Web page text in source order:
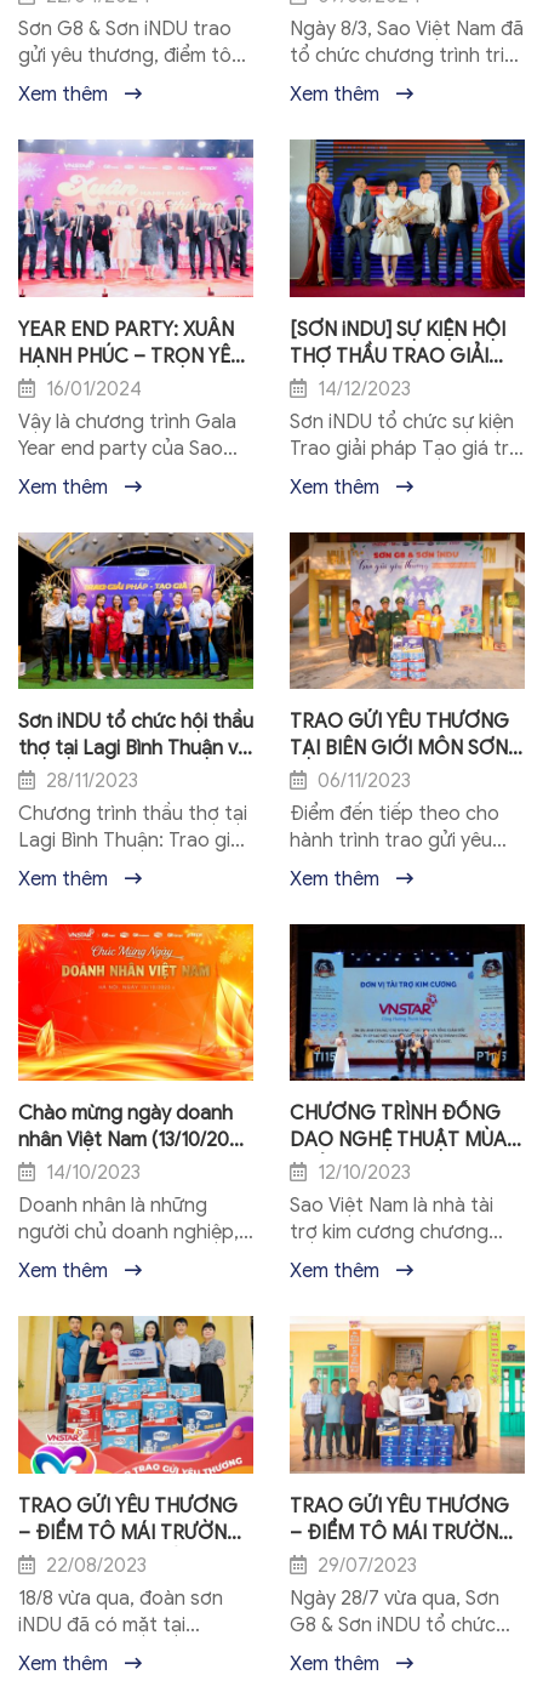
Sơn G8 & Sơn iNDU trao
gửi yêu thương, điểm tô
mái trường cho em tại
hành trình trao gửi yêu
thương -...
Xem thêm
Ngày 8/3, Sao Việt Nam đã
tổ chức chương trình tri
ân ngày Quốc tế phụ nữ
hãy luôn mỉm cười và tỏa...
Xem thêm
YEAR END PARTY: XUÂN
HẠNH PHÚC – TRỌN YÊU
THƯƠNG
16/01/2024
Vậy là chương trình Gala
Year end party của Sao
Việt Nam với chủ đề “Xuân
hạnh phúc - Trọn yêu
thương” đã diễn ra thành
công rực rỡ. 14/1 vừa...
Xem thêm
[SƠN iNDU] SỰ KIỆN HỘI
THỢ THẦU TRAO GIẢI
PHÁP – TẠO GIÁ TRỊ TẠI
TRẢNG BOM, ĐỒNG NAI
ĐÃ DIỄN RA THÀNH
CÔNG TỐT ĐẸP
14/12/2023
Sơn iNDU tổ chức sự kiện
Trao giải pháp Tạo giá trị
tại Trảng Bom, Đồng Nai.
Xem thêm
Sơn iNDU tổ chức hội thầu
thợ tại Lagi Bình Thuận với
chủ đề Trao giải pháp-
Tạo giá trị
28/11/2023
Chương trình thầu thợ tại
Lagi Bình Thuận: Trao giải
pháp - Tạo giá trị đã diễn
ra thành công tốt đẹp
Vừa qua, sơn iNDU đã tổ
chức thành công...
Xem thêm
TRAO GỬI YÊU THƯƠNG
TẠI BIÊN GIỚI MÔN SƠN,
NGHỆ AN
06/11/2023
Điểm đến tiếp theo cho
hành trình trao gửi yêu
thương của Sơn G8 & Sơn
iNDU là Biên giới Môn Sơn,
Nghệ An. Tại đây, sơn G8
& sơn iNDU...
Xem thêm
Chào mừng ngày doanh
nhân Việt Nam (13/10/2004
-13/10/2023)
14/10/2023
Doanh nhân là những
người chủ doanh nghiệp,
đóng thuế cho ngân sách
việc làm cho người lao
động, góp phần đảm
bảo...
Xem thêm
CHƯƠNG TRÌNH ĐỒNG
DAO NGHỆ THUẬT MÙA
THỨ 912/10/2023
Sao Việt Nam là nhà tài
trợ kim cương chương
trình Đồng Dao Nghệ
trình Đồng Dao Nghệ
Thuật mùa thứ 9 của tổ
chức giáo...
Xem thêm
TRAO GỬI YÊU THƯƠNG
– ĐIỂM TÔ MÁI TRƯỜNG
CHO EM TẠI TUYÊN
QUANG
22/08/2023
18/8 vừa qua, đoàn sơn
iNDU đã có mặt tại
Trường THCS Dân tộc Nội
trú Huyện Yên Sơn của
Xem thêm
TRAO GỬI YÊU THƯƠNG
– ĐIỂM TÔ MÁI TRƯỜNG
CHO EM TẠI NAM ĐỊNH
29/07/2023
Ngày 28/7 vừa qua, Sơn
G8 & Sơn iNDU tổ chức
thiện nguyện “Trao gửi
yêu thương - Điểm tô mái
Xem thêm